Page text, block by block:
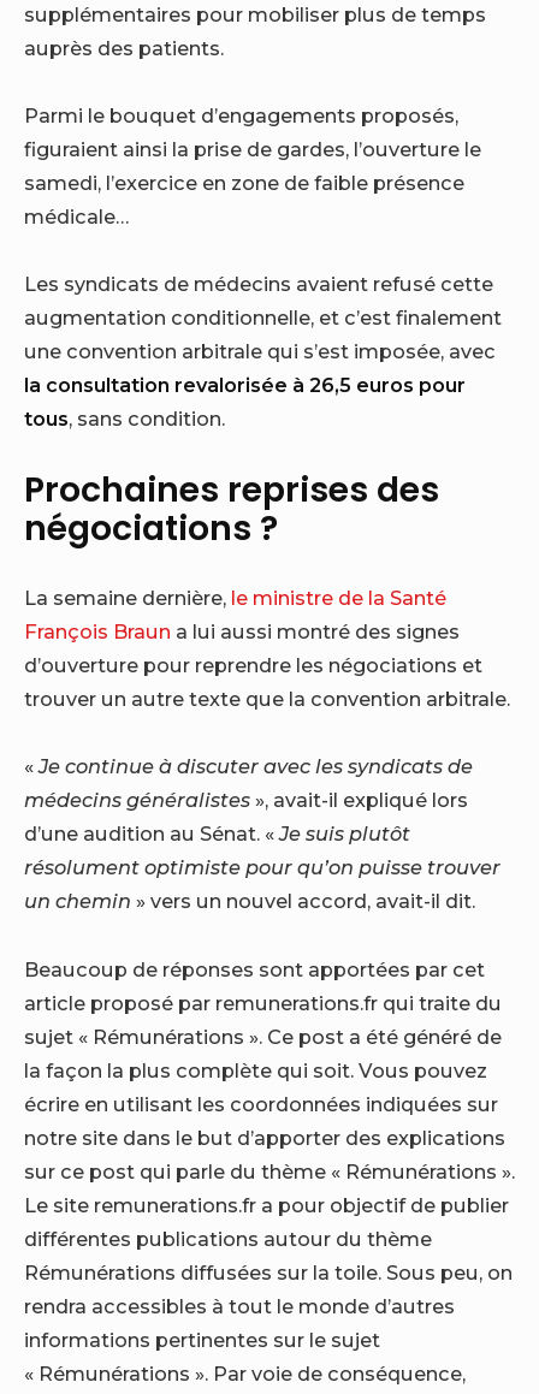
supplémentaires pour mobiliser plus de temps
auprès des patients.
Parmi le bouquet d’engagements proposés,
figuraient ainsi la prise de gardes, l’ouverture le
samedi, l’exercice en zone de faible présence
médicale…
Les syndicats de médecins avaient refusé cette
augmentation conditionnelle, et c’est finalement
une convention arbitrale qui s’est imposée, avec
la consultation revalorisée à 26,5 euros pour
tous, sans condition.
Prochaines reprises des
négociations ?
La semaine dernière, le ministre de la Santé
François Braun a lui aussi montré des signes
d’ouverture pour reprendre les négociations et
trouver un autre texte que la convention arbitrale.
«Je continue à discuter avec les syndicats de
médecins généralistes », avait-il expliqué lors
d’une audition au Sénat. «Je suis plutôt
résolument optimiste pour qu’on puisse trouver
un chemin » vers un nouvel accord, avait-il dit.
Beaucoup de réponses sont apportées par cet
article proposé par remunerations.fr qui traite du
sujet « Rémunérations ». Ce post a été généré de
la façon la plus complète qui soit. Vous pouvez
écrire en utilisant les coordonnées indiquées sur
notre site dans le but d’apporter des explications
sur ce post qui parle du thème « Rémunérations ».
Le site remunerations.fr a pour objectif de publier
différentes publications autour du thème
Rémunérations diffusées sur la toile. Sous peu, on
rendra accessibles à tout le monde d’autres
informations pertinentes sur le sujet
« Rémunérations ». Par voie de conséquence,